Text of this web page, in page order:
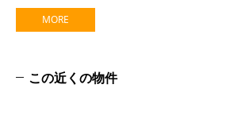
MORE
この近くの物件